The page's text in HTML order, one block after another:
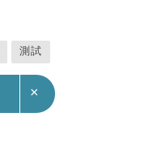
測試
×